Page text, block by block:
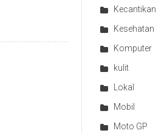
Kecantikan
Kesehatan
Komputer
kulit
Lokal
Mobil
Moto GP